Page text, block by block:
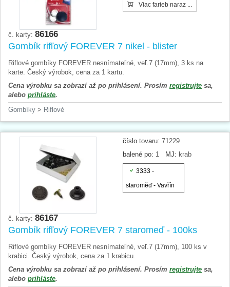
Viac farieb naraz ...
č. karty: 86166
Gombík rifľový FOREVER 7 nikel - blister
Riflové gombíky FOREVER nesnímateľné, veľ.7 (17mm), 3 ks na
karte. Český výrobok, cena za 1 kartu.
Cena výrobku sa zobrazí až po prihlásení. Prosím registrujte sa,
alebo prihláste.
Gombíky > Riflové
číslo tovaru: 71229
balené po: 1 MJ: krab
3333 -
staroměď - Vavřín
č. karty: 86167
Gombík rifľový FOREVER 7 staromeď - 100ks
Riflové gombíky FOREVER nesnímateľné, veľ.7 (17mm), 100 ks v
krabici. Český výrobok, cena za 1 krabicu.
Cena výrobku sa zobrazí až po prihlásení. Prosím registrujte sa,
alebo prihláste.